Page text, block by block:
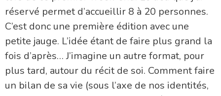
réservé permet d’accueillir 8 à 20 personnes.
C’est donc une première édition avec une
petite jauge. L’idée étant de faire plus grand la
fois d’après… J’imagine un autre format, pour
plus tard, autour du récit de soi. Comment faire
un bilan de sa vie (sous l’axe de nos identités,